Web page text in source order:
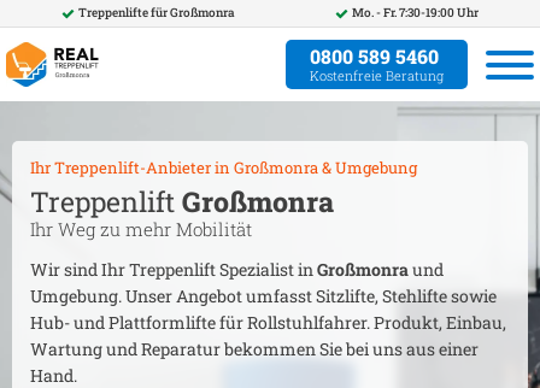
Treppenlifte fürGroßmonra Mo. - Fr. 7:30-19:00 Uhr
0800 589 5460
Kostenfreie Beratung
Ihr Treppenlift-Anbieter in Großmonra& Umgebung
Treppenlift Großmonra
Ihr Weg zu mehr Mobilität
Wir sind Ihr Treppenlift Spezialist inGroßmonraund
Umgebung. Unser Angebot umfasst Sitzlifte, Stehlifte sowie
Hub- und Plattformlifte für Rollstuhlfahrer. Produkt, Einbau,
Wartung und Reparatur bekommen Sie bei uns aus einer
Hand.